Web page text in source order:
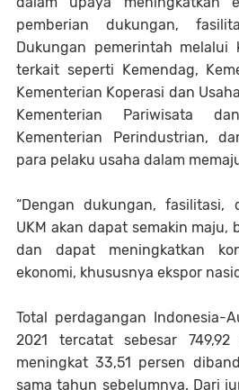
pemberian dukungan,
Dukungan pemerintah melalui
terkait seperti Kemendag,
Kementerian Koperasi dan
Kementerian Pariwisata
Kementerian Perindustrian,
para pelaku usaha dalam
“Dengan dukungan, fasilitasi,
UKM akan dapat semakin maju,
dan dapat meningkatkan
ekonomi, khususnya ekspor
Total perdagangan Indonesia-
2021 tercatat sebesar
meningkat 33,51 persen
sama tahun sebelumnya. Dari